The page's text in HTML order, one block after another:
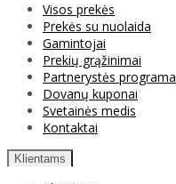
Visos prekės
Prekės su nuolaida
Gamintojai
Prekių grąžinimai
Partnerystės programa
Dovanų kuponai
Svetainės medis
Kontaktai
Klientams